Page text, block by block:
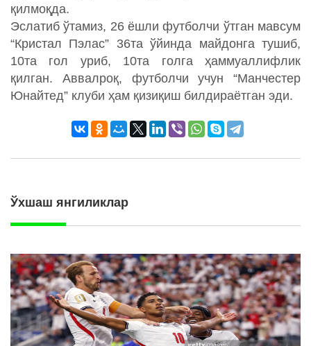
қилмоқда.
Эслатиб ўтамиз, 26 ёшли футболчи ўтган мавсум
“Кристал Пэлас” 36та ўйинда майдонга тушиб,
10та гол уриб, 10та голга ҳаммуаллифлик
қилган. Аввалроқ, футболчи учун “Манчестер
Юнайтед” клуби ҳам қизиқиш билдираётган эди.
Ўхшаш янгиликлар